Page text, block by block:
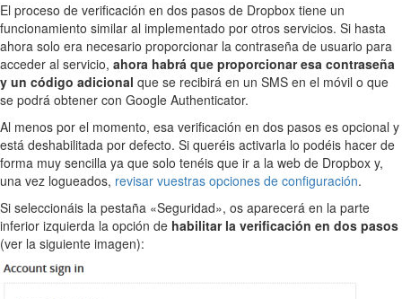
El proceso de verificación en dos pasos de Dropbox tiene un
funcionamiento similar al implementado por otros servicios. Si hasta
ahora solo era necesario proporcionar la contraseña de usuario para
acceder al servicio, ahora habrá que proporcionar esa contraseña
y un código adicional que se recibirá en un SMS en el móvil o que
se podrá obtener con Google Authenticator.
Al menos por el momento, esa verificación en dos pasos es opcional y
está deshabilitada por defecto. Si queréis activarla lo podéis hacer de
forma muy sencilla ya que solo tenéis que ir a la web de Dropbox y,
una vez logueados, revisar vuestras opciones de configuración.
Si seleccionáis la pestaña «Seguridad», os aparecerá en la parte
inferior izquierda la opción de habilitar la verificación en dos pasos
(ver la siguiente imagen):